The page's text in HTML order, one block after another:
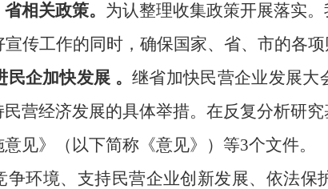
相关政策。 为认整理收集政策开展落实
传工作的同时，确保国家、省、市的各
民企加快发展 。继省加快民营企业发展大
营经济发展的具体举措。在反复分析研
见》（以下简称《意见》）等3个文件。
争环境、支持民营企业创新发展、依法